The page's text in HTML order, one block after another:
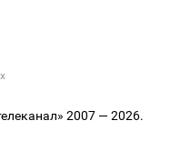
2007 — 2026.